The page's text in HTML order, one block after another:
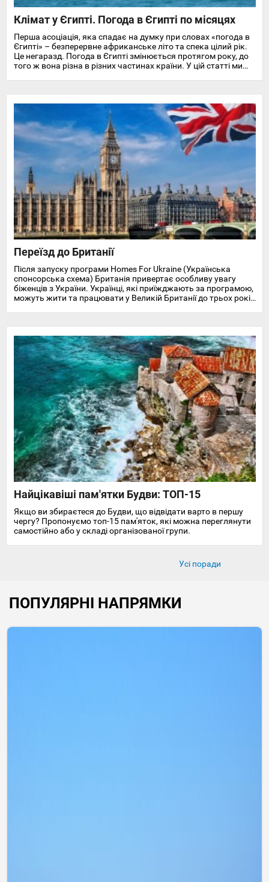
Клімат у Єгипті. Погода в Єгипті по місяцях
Перша асоціація, яка спадає на думку при словах «погода в
Єгипті» – безперервне африканське літо та спека цілий рік.
Це негаразд. Погода в Єгипті змінюється протягом року, до
того ж вона різна в різних частинах країни. У цій статті ми
Червоного моря.
Переїзд до Британії
Після запуску програми Homes For Ukraine (Українська
спонсорська схема) Британія привертає особливу увагу
біженців з України. Українці, які приїжджають за програмою,
можуть жити та працювати у Великій Британії до трьох років
Найцікавіші пам'ятки Будви: ТОП-15
Якщо ви збираєтеся до Будви, що відвідати варто в першу
чергу? Пропонуємо топ-15 пам'яток, які можна переглянути
самостійно або у складі організованої групи.
Усі поради
ПОПУЛЯРНІ НАПРЯМКИ